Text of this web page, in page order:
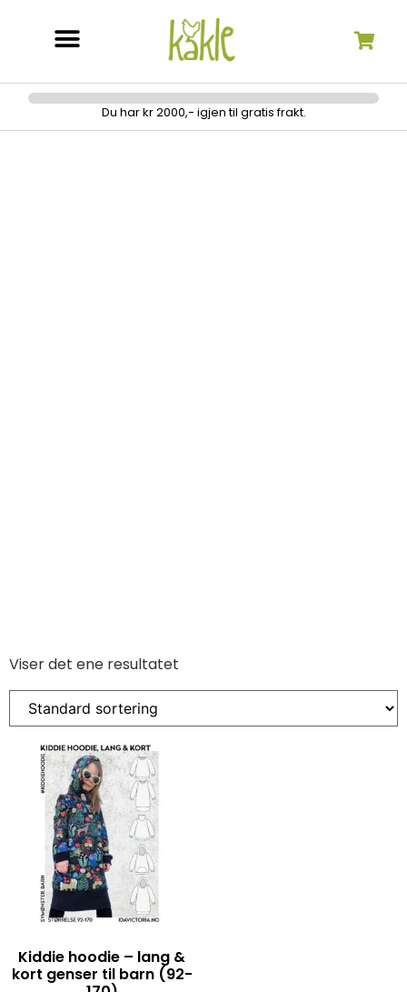
Du har kr 2000,- igjen til gratis frakt.
Viser det ene resultatet
Kiddie hoodie – lang &
kort genser til barn (92-